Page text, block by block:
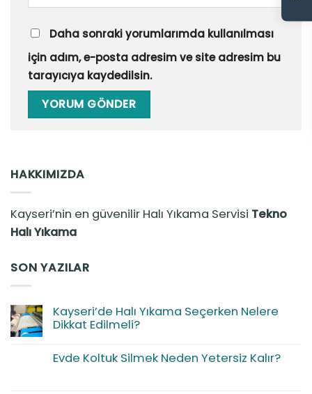
Daha sonraki yorumlarımda kullanılması
için adım, e-posta adresim ve site adresim bu
tarayıcıya kaydedilsin.
HAKKIMIZDA
Kayseri’nin en güvenilir Halı Yıkama Servisi Tekno
Halı Yıkama
SON YAZILAR
Kayseri’de Halı Yıkama Seçerken Nelere
Dikkat Edilmeli?
Kayseri’de
Evde Koltuk Silmek Neden Yetersiz Kalır?